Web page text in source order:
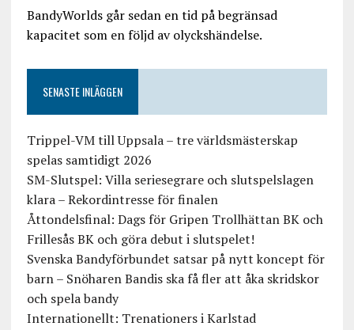
BandyWorlds går sedan en tid på begränsad
kapacitet som en följd av olyckshändelse.
SENASTE INLÄGGEN
Trippel-VM till Uppsala – tre världsmästerskap
spelas samtidigt 2026
SM-Slutspel: Villa seriesegrare och slutspelslagen
klara – Rekordintresse för finalen
Åttondelsfinal: Dags för Gripen Trollhättan BK och
Frillesås BK och göra debut i slutspelet!
Svenska Bandyförbundet satsar på nytt koncept för
barn – Snöharen Bandis ska få fler att åka skridskor
och spela bandy
Internationellt: Trenationers i Karlstad